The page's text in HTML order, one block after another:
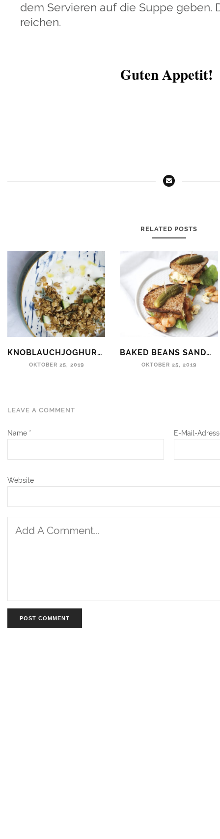
dem Servieren auf die Suppe geben.
reichen.
Guten Appetit!
RELATED POSTS
KNOBLAUCHJOGHURT MIT SALZIGEM KRÄUTER-GRANOLA
OKTOBER 25, 2019
BAKED BEANS SANDWICH MIT RÜHREI
OKTOBER 25, 2019
LEAVE A COMMENT
Name * E-Mail-
Website